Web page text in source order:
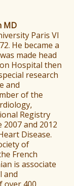
MD
Paris VI
He became a
made head
Hospital then
research
and
of the
Registry
and 2012
Disease.
of
French
is associate
and